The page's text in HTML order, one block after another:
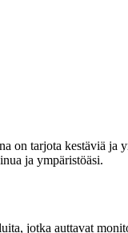
on tarjota kestäviä ja
ja ympäristöäsi.
jotka auttavat